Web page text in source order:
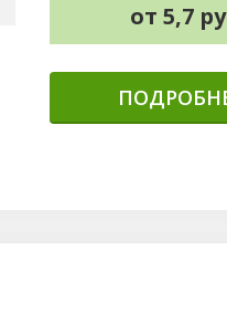
от 5,7